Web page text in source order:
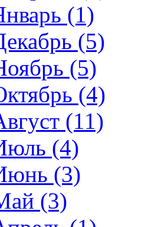
(1)
(5)
(5)
(4)
(11)
(4)
(3)
(3)